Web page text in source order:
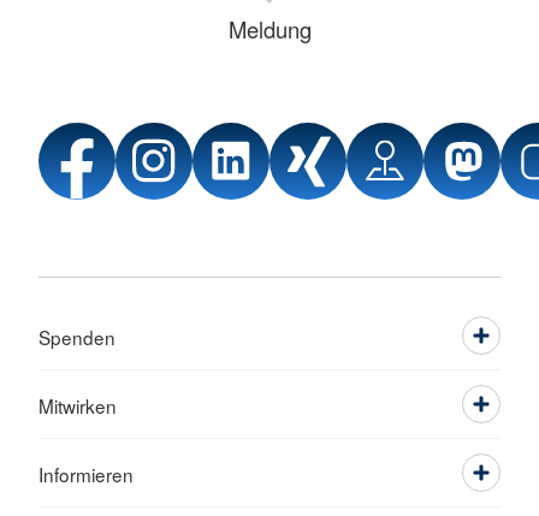
Meldung
Spenden
Mitwirken
Informieren